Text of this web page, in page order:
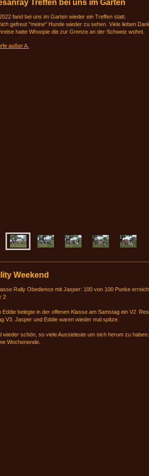
Treffen bei uns im Garten
fand bei uns im Garten wieder ein Treffen statt.
gefreut "meine" Hunde wieder zu sehen. Viele lieben
hatte Whoopie die zur Grenze an der Schweiz wohnt.
Weekend
Rally Obedience mit Jasper: 100 von 100 Punke
2
Eddie belegte in der offenen Klasse am Samstag ein V2
V3. Jasper und Eddie waren wieder mal spitze.
wieder schön, so viele Aussieleute um sich herum zu
Wochenende.